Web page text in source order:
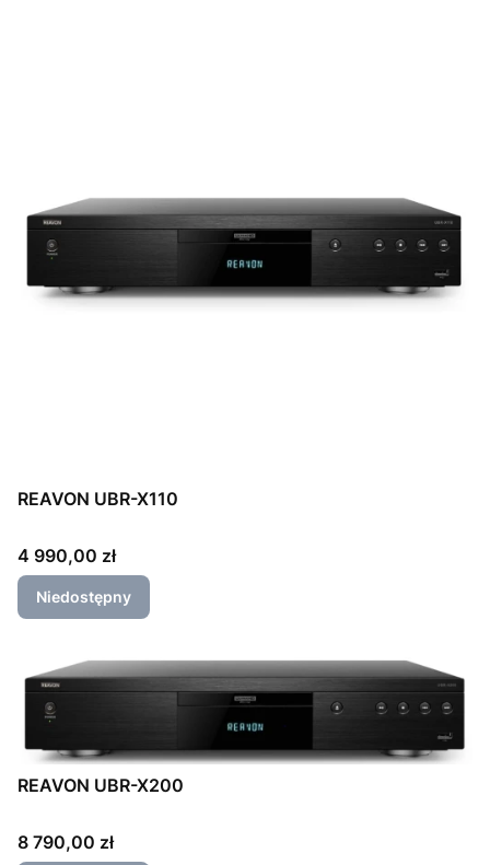
REAVON UBR-X110
Cena
4 990,00 zł
Niedostępny
REAVON UBR-X200
Cena
8 790,00 zł